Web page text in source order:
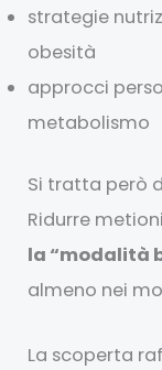
strategie
obesità
approcci
metabolismo
Si tratta però
Ridurre
la “modalità
almeno nei
La scoperta